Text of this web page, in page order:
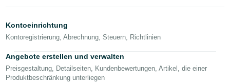
文
-
CN
한
Kontoeinrichtung
Kontoregistrierung, Abrechnung, Steuern, Richtlinien
Angebote erstellen und verwalten
Preisgestaltung, Detailseiten, Kundenbewertungen, Artikel, die einer
Produktbeschränkung unterliegen